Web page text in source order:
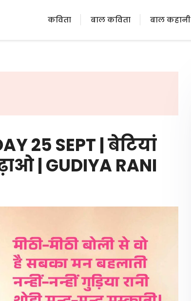
कविता बाल कविता बाल कहानी
25 SEPT | बेटियां
| GUDIYA RANI